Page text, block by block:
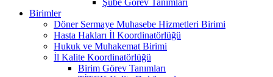
Birimler
Döner Sermaye Muhasebe Hizmetleri Birimi
Hasta Hakları İl Koordinatörlüğü
Hukuk ve Muhakemat Birimi
İl Kalite Koordinatörlüğü
Birim Görev Tanımları